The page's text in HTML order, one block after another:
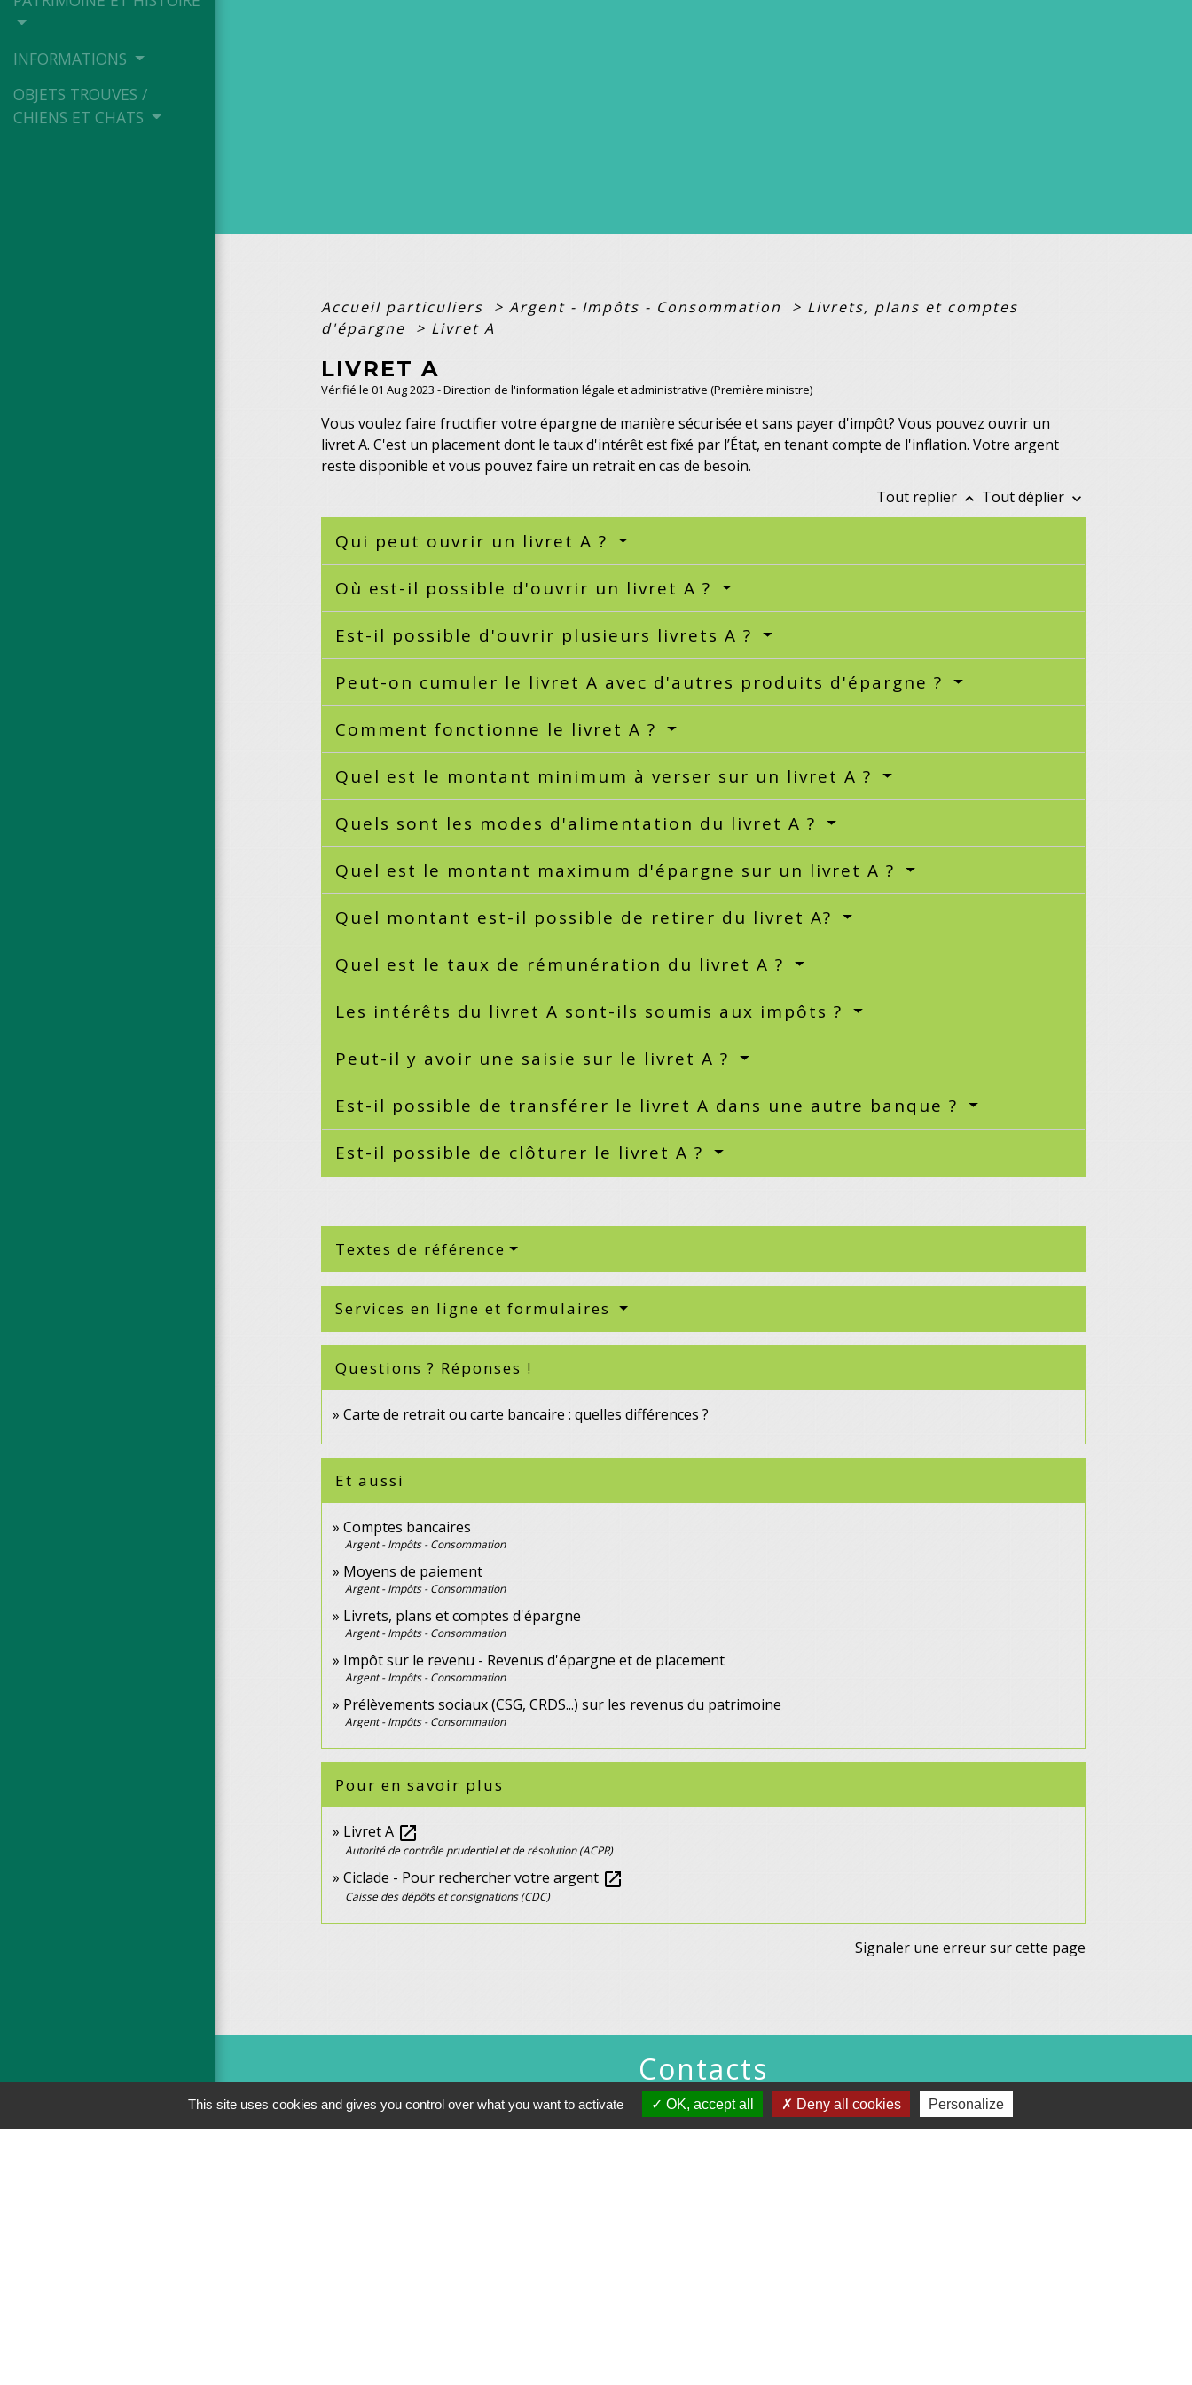
INFORMATIONS
OBJETS TROUVES /
CHIENS ET CHATS
Accueil particuliers > Argent - Impôts - Consommation > Livrets, plans et comptes
d'épargne
> Livret A
LIVRET A
Vérifié le 01 Aug 2023 - Direction de l'information légale et administrative (Première ministre)
Vous voulez faire fructifier votre épargne de manière sécurisée et sans payer d'impôt? Vous pouvez ouvrir un
livret A. C'est un placement dont le taux d'intérêt est fixé par l’État, en tenant compte de l'inflation. Votre argent
reste disponible et vous pouvez faire un retrait en cas de besoin.
Tout replier keyboard_arrow_up Tout déplier keyboard_arrow_down
Qui peut ouvrir un livret A ?
Où est-il possible d'ouvrir un livret A ?
Est-il possible d'ouvrir plusieurs livrets A ?
Peut-on cumuler le livret A avec d'autres produits d'épargne ?
Comment fonctionne le livret A ?
Quel est le montant minimum à verser sur un livret A ?
Quels sont les modes d'alimentation du livret A ?
Quel est le montant maximum d'épargne sur un livret A ?
Quel montant est-il possible de retirer du livret A?
Quel est le taux de rémunération du livret A ?
Les intérêts du livret A sont-ils soumis aux impôts ?
Peut-il y avoir une saisie sur le livret A ?
Est-il possible de transférer le livret A dans une autre banque ?
Est-il possible de clôturer le livret A ?
Textes de référence
Services en ligne et formulaires
Questions ? Réponses !
Carte de retrait ou carte bancaire : quelles différences ?
Et aussi
Comptes bancaires
Argent - Impôts - Consommation
Moyens de paiement
Argent - Impôts - Consommation
Livrets, plans et comptes d'épargne
Argent - Impôts - Consommation
Impôt sur le revenu - Revenus d'épargne et de placement
Argent - Impôts - Consommation
Prélèvements sociaux (CSG, CRDS...) sur les revenus du patrimoine
Argent - Impôts - Consommation
Pour en savoir plus
Livret A open_in_new
Autorité de contrôle prudentiel et de résolution (ACPR)
Ciclade - Pour rechercher votre argent open_in_new
Caisse des dépôts et consignations (CDC)
Signaler une erreur sur cette page
Contacts
Commune de Gennes
1 rue du Lavoir
This site uses cookies and gives you control over what you want to activate OK, accept all Deny all cookies Personalize